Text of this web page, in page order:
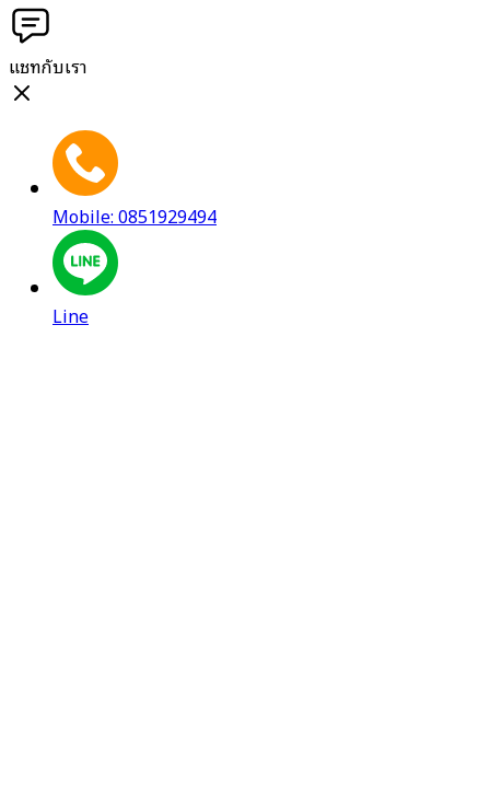
แชทกับเรา
Mobile: 0851929494
Line